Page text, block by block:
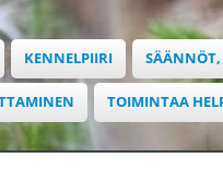
KENNELPIIRI SÄÄNNÖT,
TOIMINTAA